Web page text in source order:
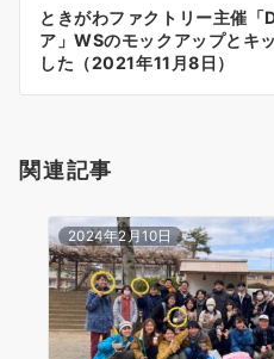
ン
ときがわファクトリー主催「
ア」WSのモックアップとキ
した（2021年11月8日）
関連記事
2024年2月10日